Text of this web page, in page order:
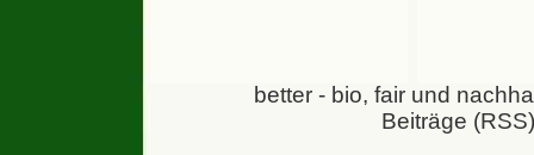
better - bio, fair und
Beiträge (RSS)